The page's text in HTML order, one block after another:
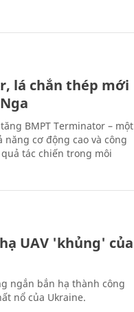
lá chắn thép mới
BMPT Terminator – một
cơ động cao và công
tác chiến trong môi
UAV 'khủng' của
ngắn bắn hạ thành công
nổ của Ukraine.